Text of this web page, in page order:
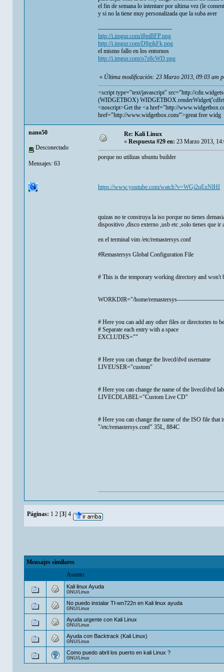
el fin de semana lo intentare por ultima vez (le
y si no la tiene muy personalizada que la suba aver
-------------------------------------
http://i.imgur.com/i8ptBFP.png
http://i.imgur.com/D8gjkFk.png
el mismo fallo en los entornos
http://i.imgur.com/o7z8cWD.png
«Última modificación: 23 Marzo 2013, 09:03 am
<script type="text/javascript" src="http://
(WIDGETBOX)
<noscript>Get the <a href="http://
href="http://www.widgetbox.com/">greatfree widg
nano50
Desconectado
Mensajes: 63
Re: Kali Linux
« Respuesta #29 en: 23 Marzo 2013,
porque no utilizas ubuntu builder
https://www.youtube.com/watch?v=WGj2qExNlHI
quizas no te construya la iso porque no tienes
dispositivo ,disco externo ,usb etc ,solo tienes que ir
en el terminal vim /etc/remastersys.conf
#Remastersys Global Configuration File
# This is the temporary working directory and won't
WORKDIR="/home/
# Here you can add any other files or directories to
# Separate each entry with a space
EXCLUDES=""
# Here you can change the livecd/dvd username
LIVEUSER="custom"
# Here you can change the name of the livecd/dvd
LIVECDLABEL="Custom Live CD"
# Here you can change the name of the ISO file that
"/etc/remastersys.conf" 35L, 884C
Páginas: 1 2 [3] 4
Mensajes similares
Asunto
Kali linux Ayuda
GNU/Linux
No puedo instalar Tl-wn722n en Kali linux ayuda
GNU/Linux
Ayuda urgente con Kali Linux
GNU/Linux
Ayuda con Backtrack (Kali Linux)
GNU/Linux
Como puedo abril los puerto en kali Linux ?
GNU/Linux